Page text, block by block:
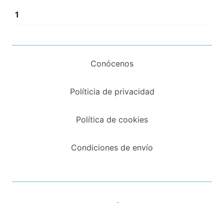
1
Conócenos
Políticia de privacidad
Política de cookies
Condiciones de envío